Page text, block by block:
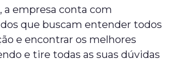
a empresa conta com
que buscam entender todos
e encontrar os melhores
e tire todas as suas dúvidas